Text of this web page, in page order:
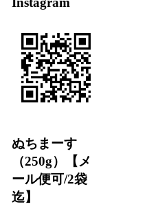
ぬちまーす
（250g）【メ
ール便可/2袋
迄】